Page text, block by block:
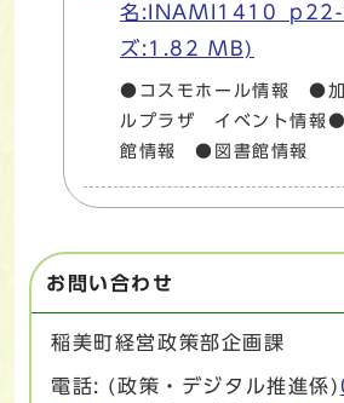
名
ズ:1.82 MB)
●コスモホール情報 ●加
ルプラザ イベント情報●
館情報 ●図書館情報
お問い合わせ
稲美町経営政策部企画課
電話: (政策・デジタル推進係)